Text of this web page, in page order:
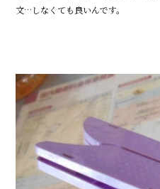
文…しなくても良いんです。